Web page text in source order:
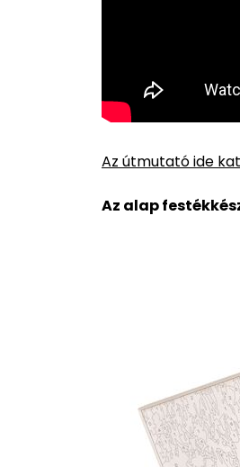
Az útmutató ide
Az alap